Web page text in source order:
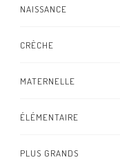
NAISSANCE
CRÈCHE
MATERNELLE
ÉLÉMENTAIRE
PLUS GRANDS